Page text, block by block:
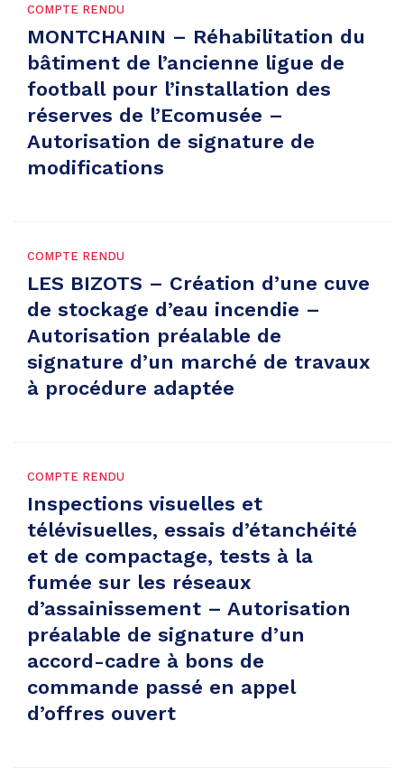
COMPTE RENDU
MONTCHANIN – Réhabilitation du
bâtiment de l’ancienne ligue de
football pour l’installation des
réserves de l’Ecomusée –
Autorisation de signature de
modifications
COMPTE RENDU
LES BIZOTS – Création d’une cuve
de stockage d’eau incendie –
Autorisation préalable de
signature d’un marché de travaux
à procédure adaptée
COMPTE RENDU
Inspections visuelles et
télévisuelles, essais d’étanchéité
et de compactage, tests à la
fumée sur les réseaux
d’assainissement – Autorisation
préalable de signature d’un
accord-cadre à bons de
commande passé en appel
d’offres ouvert